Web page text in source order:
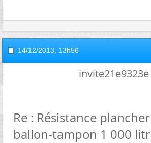
14/12/2013, 13h56
invite21e9323e
Re : Résistance
ballon-tampon 1 000